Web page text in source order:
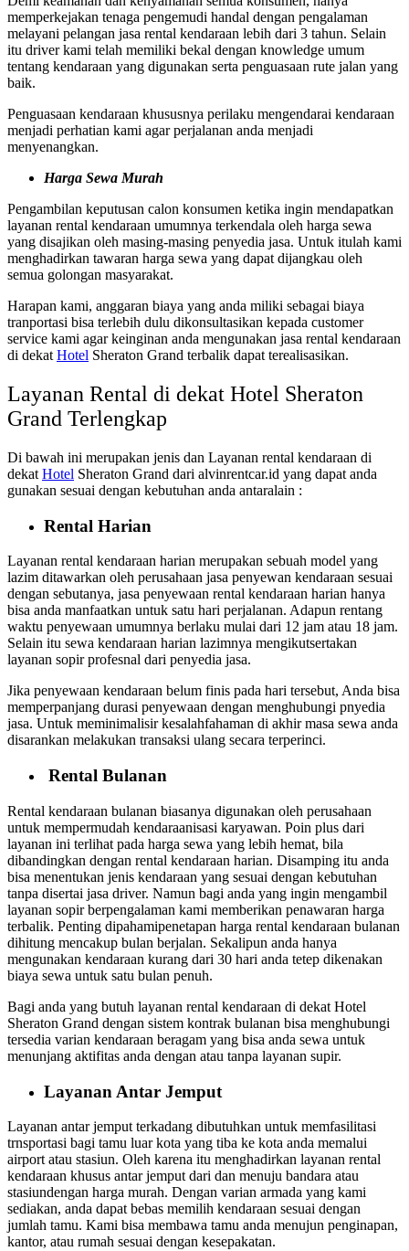
memperkejakan tenaga pengemudi handal dengan pengalaman
melayani pelangan jasa rental kendaraan lebih dari 3 tahun. Selain
itu driver kami telah memiliki bekal dengan knowledge umum
tentang kendaraan yang digunakan serta penguasaan rute jalan yang
baik.
Penguasaan kendaraan khususnya perilaku mengendarai kendaraan
menjadi perhatian kami agar perjalanan anda menjadi
menyenangkan.
Harga Sewa Murah
Pengambilan keputusan calon konsumen ketika ingin mendapatkan
layanan rental kendaraan umumnya terkendala oleh harga sewa
yang disajikan oleh masing-masing penyedia jasa. Untuk itulah kami
menghadirkan tawaran harga sewa yang dapat dijangkau oleh
semua golongan masyarakat.
Harapan kami, anggaran biaya yang anda miliki sebagai biaya
tranportasi bisa terlebih dulu dikonsultasikan kepada customer
service kami agar keinginan anda mengunakan jasa rental kendaraan
di dekat Hotel Sheraton Grand terbalik dapat terealisasikan.
Layanan Rental di dekat Hotel Sheraton
Grand Terlengkap
Di bawah ini merupakan jenis dan Layanan rental kendaraan di
dekat Hotel Sheraton Grand dari alvinrentcar.id yang dapat anda
gunakan sesuai dengan kebutuhan anda antaralain :
Rental Harian
Layanan rental kendaraan harian merupakan sebuah model yang
lazim ditawarkan oleh perusahaan jasa penyewan kendaraan sesuai
dengan sebutanya, jasa penyewaan rental kendaraan harian hanya
bisa anda manfaatkan untuk satu hari perjalanan. Adapun rentang
waktu penyewaan umumnya berlaku mulai dari 12 jam atau 18 jam.
Selain itu sewa kendaraan harian lazimnya mengikutsertakan
layanan sopir profesnal dari penyedia jasa.
Jika penyewaan kendaraan belum finis pada hari tersebut, Anda bisa
memperpanjang durasi penyewaan dengan menghubungi pnyedia
jasa. Untuk meminimalisir kesalahfahaman di akhir masa sewa anda
disarankan melakukan transaksi ulang secara terperinci.
Rental Bulanan
Rental kendaraan bulanan biasanya digunakan oleh perusahaan
untuk mempermudah kendaraanisasi karyawan. Poin plus dari
layanan ini terlihat pada harga sewa yang lebih hemat, bila
dibandingkan dengan rental kendaraan harian. Disamping itu anda
bisa menentukan jenis kendaraan yang sesuai dengan kebutuhan
tanpa disertai jasa driver. Namun bagi anda yang ingin mengambil
layanan sopir berpengalaman kami memberikan penawaran harga
terbalik. Penting dipahamipenetapan harga rental kendaraan bulanan
dihitung mencakup bulan berjalan. Sekalipun anda hanya
mengunakan kendaraan kurang dari 30 hari anda tetep dikenakan
biaya sewa untuk satu bulan penuh.
Bagi anda yang butuh layanan rental kendaraan di dekat Hotel
Sheraton Grand dengan sistem kontrak bulanan bisa menghubungi
tersedia varian kendaraan beragam yang bisa anda sewa untuk
menunjang aktifitas anda dengan atau tanpa layanan supir.
Layanan Antar Jemput
Layanan antar jemput terkadang dibutuhkan untuk memfasilitasi
trnsportasi bagi tamu luar kota yang tiba ke kota anda memalui
airport atau stasiun. Oleh karena itu menghadirkan layanan rental
kendaraan khusus antar jemput dari dan menuju bandara atau
stasiundengan harga murah. Dengan varian armada yang kami
sediakan, anda dapat bebas memilih kendaraan sesuai dengan
jumlah tamu. Kami bisa membawa tamu anda menujun penginapan,
kantor, atau rumah sesuai dengan kesepakatan.